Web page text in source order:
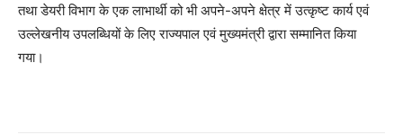
तथा डेयरी विभाग के एक लाभार्थी को भी अपने-अपने क्षेत्र में उत्कृष्ट कार्य एवं
उल्लेखनीय उपलब्धियों के लिए राज्यपाल एवं मुख्यमंत्री द्वारा सम्मानित किया
गया।